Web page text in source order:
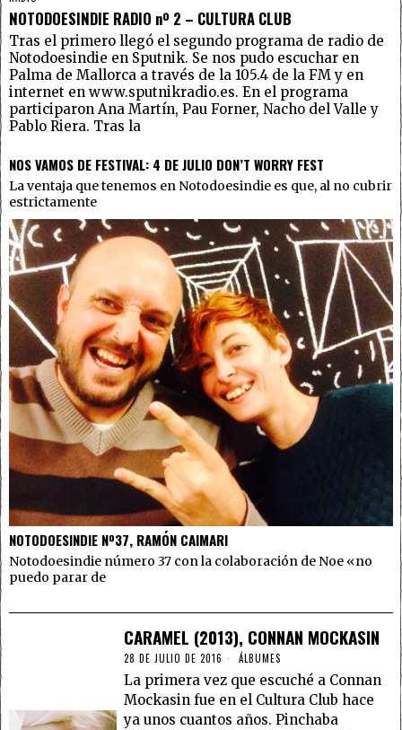
NOTODOESINDIE RADIO nº 2 – CULTURA CLUB
Tras el primero llegó el segundo programa de radio de
Notodoesindie en Sputnik. Se nos pudo escuchar en
Palma de Mallorca a través de la 105.4 de la FM y en
internet en www.sputnikradio.es. En el programa
participaron Ana Martín, Pau Forner, Nacho del Valle y
Pablo Riera. Tras la
NOS VAMOS DE FESTIVAL: 4 DE JULIO DON’T WORRY FEST
La ventaja que tenemos en Notodoesindie es que, al no cubrir
estrictamente
NOTODOESINDIE Nº37, RAMÓN CAIMARI
Notodoesindie número 37 con la colaboración de Noe «no
puedo parar de
CARAMEL (2013), CONNAN MOCKASIN
28 DE JULIO DE 2016 ÁLBUMES
La primera vez que escuché a Connan
Mockasin fue en el Cultura Club hace
ya unos cuantos años. Pinchaba